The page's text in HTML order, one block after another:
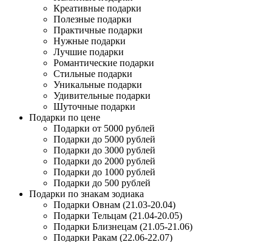
Креативные подарки
Полезные подарки
Практичные подарки
Нужные подарки
Лучшие подарки
Романтические подарки
Стильные подарки
Уникальные подарки
Удивительные подарки
Шуточные подарки
Подарки по цене
Подарки от 5000 рублей
Подарки до 5000 рублей
Подарки до 3000 рублей
Подарки до 2000 рублей
Подарки до 1000 рублей
Подарки до 500 рублей
Подарки по знакам зодиака
Подарки Овнам (21.03-20.04)
Подарки Тельцам (21.04-20.05)
Подарки Близнецам (21.05-21.06)
Подарки Ракам (22.06-22.07)